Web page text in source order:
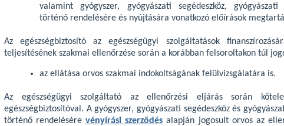
valamint gyógyszer, gyógyászati segédeszköz, gyógyászati
történő rendelésére és nyújtására vonatkozó előírások
Az egészségbiztosító az egészségügyi szolgáltatások
teljesítésének szakmai ellenőrzése során a korábban felsoroltakon túl
az ellátása orvos szakmai indokoltságának felülvizsgálatára is.
Az egészségügyi szolgáltató az ellenőrzési eljárás során
egészségbiztosítóval. A gyógyszer, gyógyászati segédeszköz és
történő rendelésérevényírási szerződés alapján jogosult orvos az